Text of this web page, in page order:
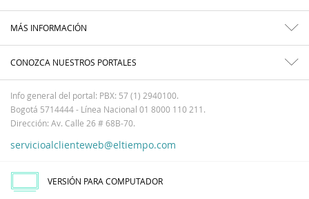
MÁS INFORMACIÓN
CONOZCA NUESTROS PORTALES
Info general del portal: PBX: 57 (1) 2940100.
Bogotá 5714444 - Línea Nacional 01 8000 110 211.
Dirección: Av. Calle 26 # 68B-70.
servicioalclienteweb@eltiempo.com
VERSIÓN PARA COMPUTADOR